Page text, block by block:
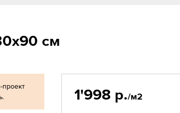
см
проект
1'998 р./м2